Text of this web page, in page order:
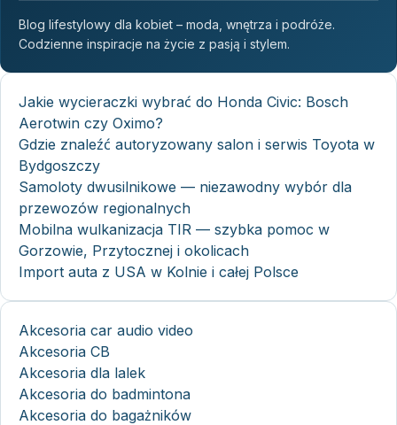
Blog lifestylowy dla kobiet – moda, wnętrza i podróże.
Codzienne inspiracje na życie z pasją i stylem.
Jakie wycieraczki wybrać do Honda Civic: Bosch
Aerotwin czy Oximo?
Gdzie znaleźć autoryzowany salon i serwis Toyota w
Bydgoszczy
Samoloty dwusilnikowe — niezawodny wybór dla
przewozów regionalnych
Mobilna wulkanizacja TIR — szybka pomoc w
Gorzowie, Przytocznej i okolicach
Import auta z USA w Kolnie i całej Polsce
Akcesoria car audio video
Akcesoria CB
Akcesoria dla lalek
Akcesoria do badmintona
Akcesoria do bagażników